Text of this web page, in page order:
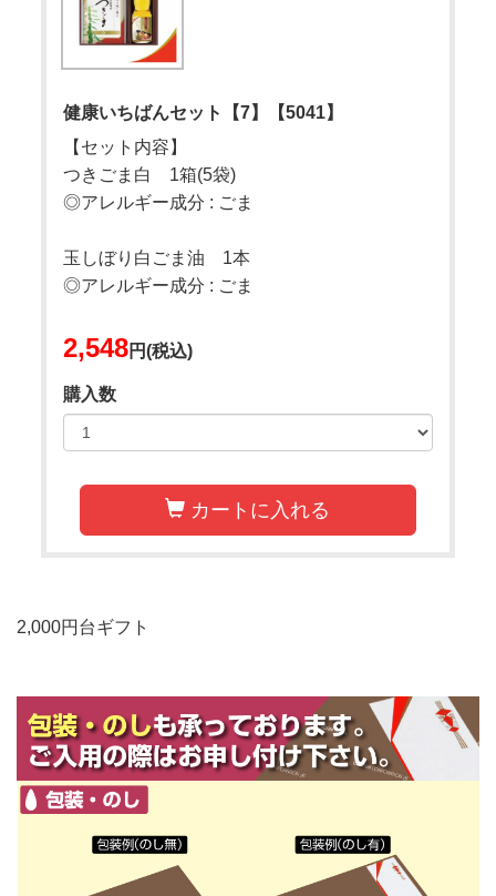
健康いちばんセット【7】【5041】
【セット内容】
つきごま白 1箱(5袋)
◎アレルギー成分 : ごま
玉しぼり白ごま油 1本
◎アレルギー成分 : ごま
2,548円(税込)
購入数
カートに入れる
2,000円台ギフト